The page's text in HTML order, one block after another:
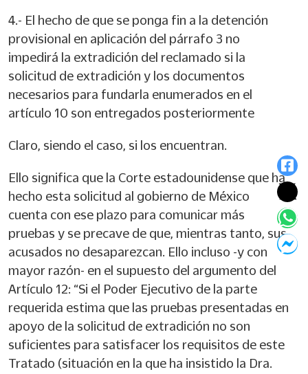
4.- El hecho de que se ponga fin a la detención
provisional en aplicación del párrafo 3 no
impedirá la extradición del reclamado si la
solicitud de extradición y los documentos
necesarios para fundarla enumerados en el
artículo 10 son entregados posteriormente
Claro, siendo el caso, si los encuentran.
Ello significa que la Corte estadounidense que ha
hecho esta solicitud al gobierno de México
cuenta con ese plazo para comunicar más
pruebas y se precave de que, mientras tanto, sus
acusados no desaparezcan. Ello incluso -y con
mayor razón- en el supuesto del argumento del
Artículo 12: “Si el Poder Ejecutivo de la parte
requerida estima que las pruebas presentadas en
apoyo de la solicitud de extradición no son
suficientes para satisfacer los requisitos de este
Tratado (situación en la que ha insistido la Dra.